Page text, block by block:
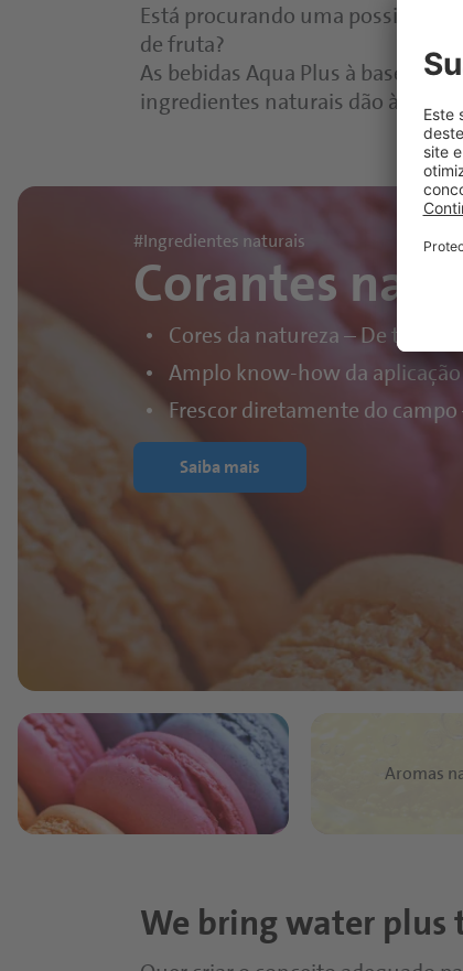
Está procurando uma
de fruta?
As bebidas Aqua Plus à base de
ingredientes naturais dão à sua
#Ingredientes naturais
Corantes
Cores da natureza – De tons
Amplo know-how da
Frescor diretamente do
Saiba mais
Aromas
We bring water plus